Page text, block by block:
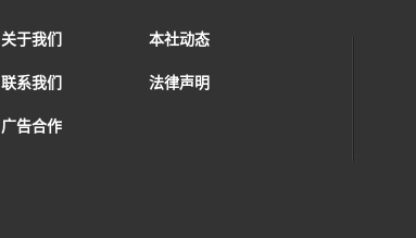
关于我们 本社动态
联系我们 法律声明
广告合作